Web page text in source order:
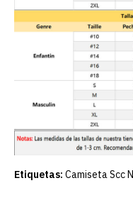
Etiquetas: Camiseta Scc